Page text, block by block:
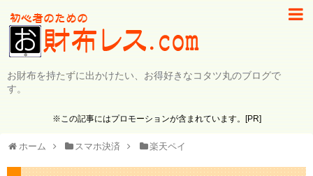
お財布を持たずに出かけたい、お得好きなコタツ丸のブログで
す。
※この記事にはプロモーションが含まれています。[PR]
ホーム スマホ決済 楽天ペイ